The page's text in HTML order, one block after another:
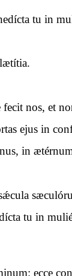
tu in
nos, et
ejus in
in
tu in
ecce